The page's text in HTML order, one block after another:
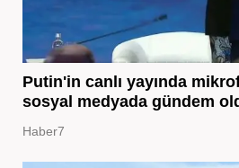
Putin'in canlı yayında
sosyal medyada gündem
Haber7